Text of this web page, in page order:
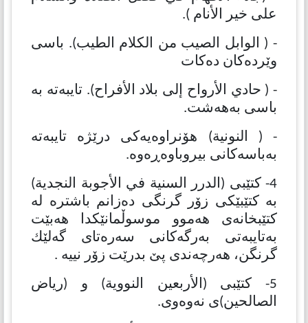
على خير الأنام ).
- ( الوابل الصيب من الكلام الطيب). باسی
وێردەكان دەكات
- ( حادي الأرواح إلى بلاد الأفراح). تایبەتە بە
باسی بەهەشت.
- ( النونیة) هۆنراوەیەكی درێژە تایبەتە
بەباسەكانی بیروباوەڕەوە.
4- كتێبی (الدرر السنية في الأجوبة النجدية)
بە كتێبێكی زۆر گرنگی دەزانم باشترە لە
كتێبخانەی هەموو موسوڵمانێكدا هەبێت
بەتایبەتی بەرگەكانی سەرەتای گەلێك
گرنگن، هەرچەندی پێ بدرێت زۆر نییە .
5- كتێبی (الأربعین النوویة) و (ریاض
الصالحین)ی نەوەوی.